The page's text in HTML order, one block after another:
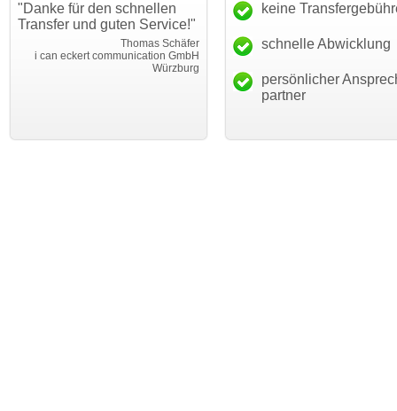
"Danke für den schnellen
Transfer und guten Service!"
Thomas Schäfer
i can eckert communication GmbH
Würzburg
"Ich bin dankbar, meine
Wunschdomain gefunden zu
haben. Die Domain passt für
mein Business und mich
hundertprozentig."
keine
schnelle Abwicklung
persönlicher
partner